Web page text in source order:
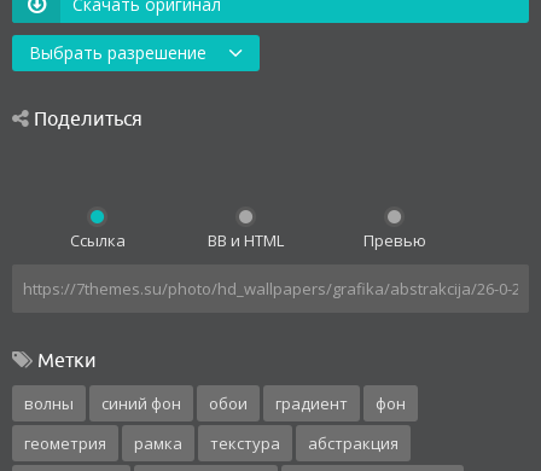
Выбрать разрешение
Поделиться
Ссылка BB и HTML Превью
Метки
волны синий фон обои градиент
фон
геометрия
рамка текстура
абстракция